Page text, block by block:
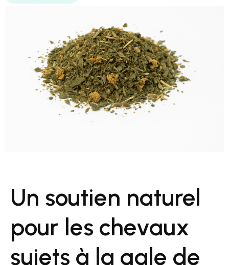
Un soutien naturel
pour les chevaux
sujets à la gale de